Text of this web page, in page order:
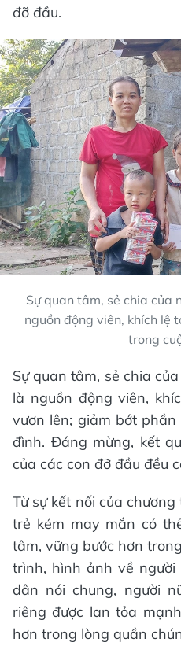
đỡ đầu.
Sự quan tâm, sẻ chia của
nguồn động viên, khích lệ
trong
Sự quan tâm, sẻ chia
là nguồn động viên,
vươn lên; giảm bớt
đình. Đáng mừng, kết
của các con đỡ đầu đều
Từ sự kết nối của
trẻ kém may mắn có
tâm, vững bước hơn
trình, hình ảnh về
dân nói chung, người
riêng được lan tỏa
hơn trong lòng quần